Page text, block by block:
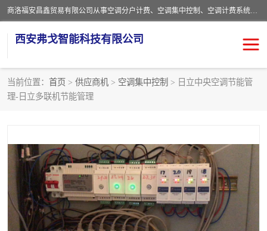
商洛福安昌鑫贸易有限公司从事空调分户计费、空调集中控制、空调计费系统、空调远程控制、中央空调分户计费、中央空调集中控制等产品的销售与安装。。语音控制，解放双手，让用户畅享安全、健康、便利、舒适、节能、愉悦的物联网智慧生活，我们竭诚为您提供住宅、别墅、公寓的智能家居化、智能办公化，智能酒店的解决方案。
西安弗戈智能科技有限公司
当前位置： 首页 > 供应商机 > 空调集中控制 > 日立中央空调节能管
理-日立多联机节能管理
中央空调集中控制
空调计费系统 空调分户计费
中央空调计费系统 空调分户计费系统